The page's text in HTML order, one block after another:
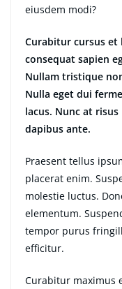
eiusdem modi?
Curabitur cursus et
consequat sapien
Nullam tristique
Nulla eget dui
lacus. Nunc at
dapibus ante.
Praesent tellus
placerat enim.
molestie luctus.
elementum.
tempor purus
efficitur.
Curabitur maximus